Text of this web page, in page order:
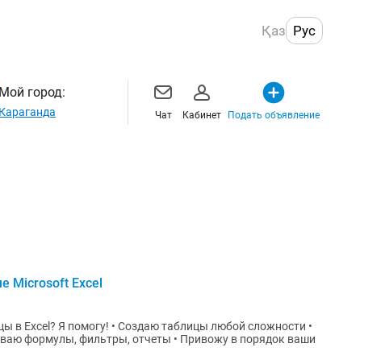
Қаз Рус
Мой город:
Караганда Чат Кабинет Подать объявление
Microsoft Excel
в Excel? Я помогу! • Создаю таблицы любой сложности •
формулы, фильтры, отчеты • Привожу в порядок ваши